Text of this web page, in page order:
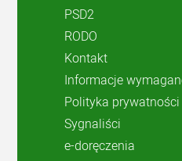
PSD2
RODO
Kontakt
Informacje
Polityka prywatności
Sygnaliści
e-doręczenia